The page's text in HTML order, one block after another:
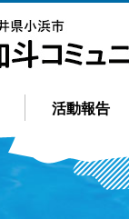
活動報告